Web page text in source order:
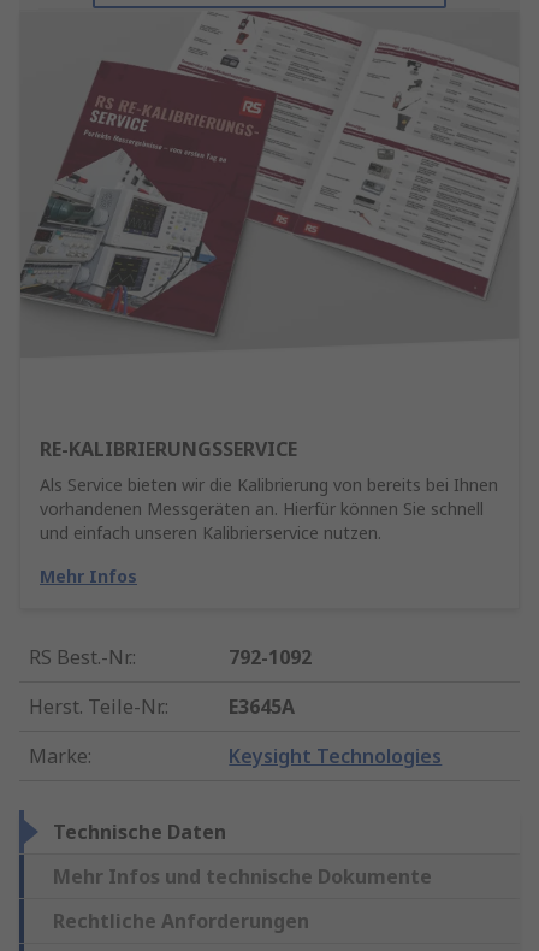
RE-KALIBRIERUNGSSERVICE
Als Service bieten wir die Kalibrierung von bereits bei Ihnen
vorhandenen Messgeräten an. Hierfür können Sie schnell
und einfach unseren Kalibrierservice nutzen.
Mehr Infos
RS Best.-Nr.:
792-1092
Herst. Teile-Nr.:
E3645A
Marke: Keysight Technologies
Technische Daten
Mehr Infos und technische Dokumente
Rechtliche Anforderungen